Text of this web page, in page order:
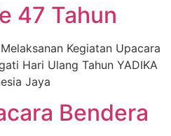
47 Tahun
Kegiatan Upacara
Hari Ulang Tahun YADIKA
Jaya
Bendera